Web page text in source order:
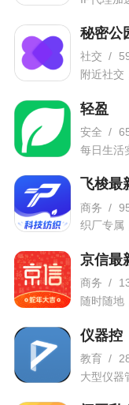
视觉之外的深度
类似，此功能大
幻觉。
软件特色
1、让你的图
果来进行呈现
2、一款让所
的相机APP
3、强大的3D
立即体验到前所未
的特色
5、简单方
秘密公
社交 /
附近社交
轻盈
安全 /
每日生活
飞梭最
商务 /
织厂专属
京信最
商务 /
随时随地
仪器控
教育 /
大型仪器